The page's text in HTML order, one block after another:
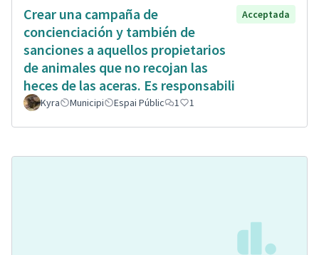
Crear una campaña de
concienciación y también de
sanciones a aquellos propietarios
de animales que no recojan las
heces de las aceras. Es responsabili
Acceptada
Kyra Municipi Espai Públic 1 1